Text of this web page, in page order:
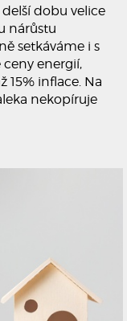
dobu velice
nárůstu
setkáváme i s
ceny energií,
15% inflace. Na
nekopíruje